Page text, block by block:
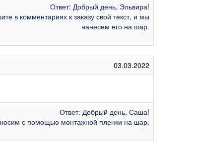
Ответ: Добрый день, Эльвира!
в комментариях к заказу свой текст, и мы
нанесем его на шар.
03.03.2022
Ответ: Добрый день, Саша!
с помощью монтажной пленки на шар.